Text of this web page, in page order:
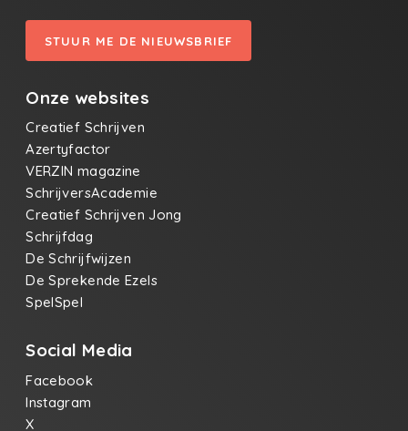
STUUR ME DE NIEUWSBRIEF
Onze websites
Creatief Schrijven
Azertyfactor
VERZIN magazine
SchrijversAcademie
Creatief Schrijven Jong
Schrijfdag
De Schrijfwijzen
De Sprekende Ezels
SpelSpel
Social Media
Facebook
Instagram
X